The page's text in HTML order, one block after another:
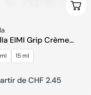
Options
EIMI Grip Crème
Flexible
15 ml
de CHF 2.45